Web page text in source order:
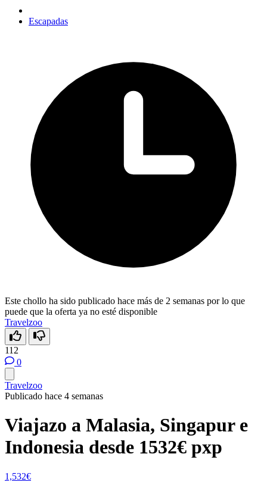
Escapadas
Este chollo ha sido publicado hace más de 2 semanas por lo que
puede que la oferta ya no esté disponible
Travelzoo
112
0
Travelzoo
Publicado hace 4 semanas
Viajazo a Malasia, Singapur e
Indonesia desde 1532€ pxp
1,532€